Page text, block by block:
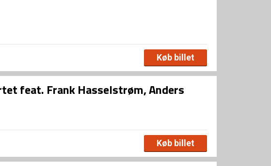
Køb billet
feat. Frank Hasselstrøm, Anders
Køb billet